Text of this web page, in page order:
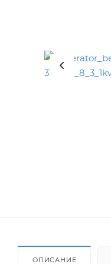
ОПИСАНИЕ